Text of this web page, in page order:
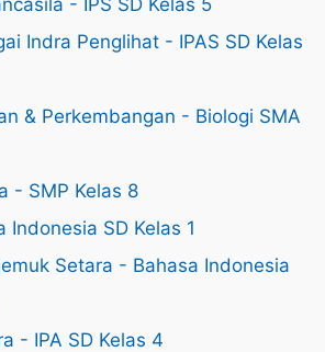
- IPS SD Kelas 5
Indra Penglihat - IPAS SD Kelas
& Perkembangan - Biologi SMA
- SMP Kelas 8
Indonesia SD Kelas 1
Setara - Bahasa Indonesia
- IPA SD Kelas 4